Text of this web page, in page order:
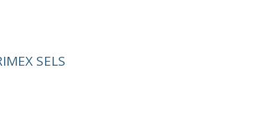
SELS